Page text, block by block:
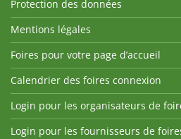
Protection des données
Mentions légales
Foires pour votre page d’accueil
Calendrier des foires connexion
Login pour les organisateurs de
Login pour les fournisseurs de